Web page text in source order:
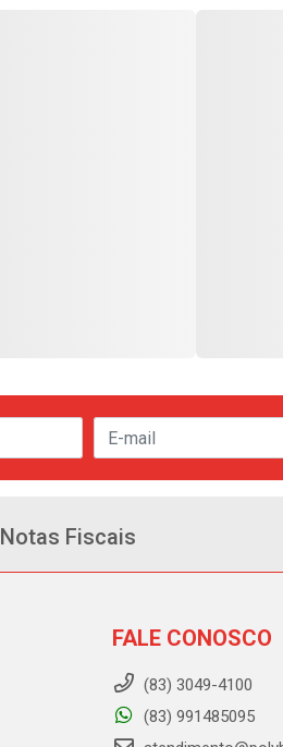
Notas Fiscais
FALE CONOSCO
(83) 3049-4100
(83) 991485095